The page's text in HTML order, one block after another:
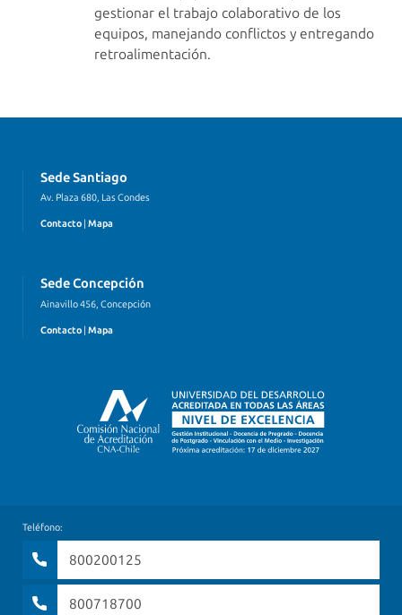
gestionar el trabajo colaborativo de los
equipos, manejando conflictos y entregando
retroalimentación.
Sede Santiago
Av. Plaza 680, Las Condes
Contacto Mapa
Sede Concepción
Ainavillo 456, Concepción
Contacto | Mapa
Teléfono:
800200125
800718700